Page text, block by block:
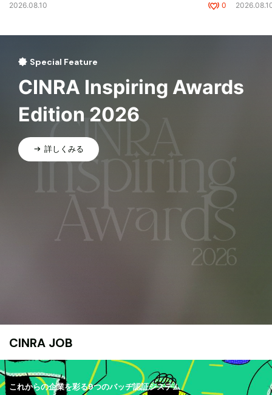
2026.08.10 0
Special Feature
CINRA Inspiring Awards
Edition 2026
詳しくみる
CINRA JOB
これからの企業を彩る9つのバッヂ認証システム